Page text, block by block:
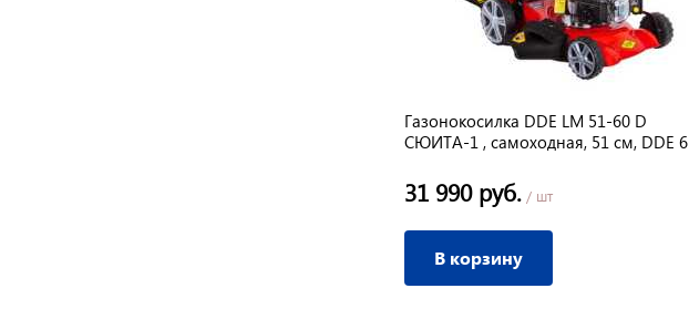
Газонокосилка DDE LM 51-60 D
СЮИТА-1 , самоходная, 51 см, DDE 6
31 990 руб. / шт
В корзину